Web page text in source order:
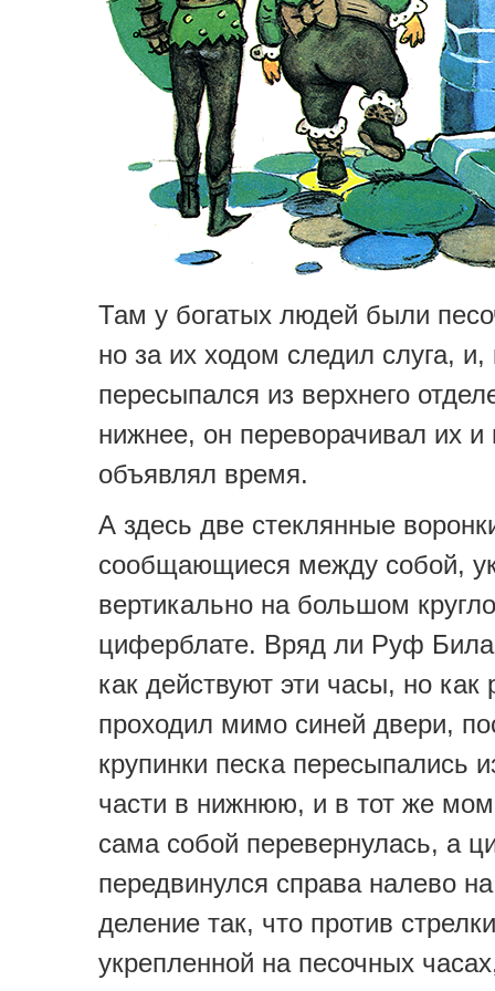
Там у богатых людей были
но за их ходом следил слуга, и,
пересыпался из верхнего
нижнее, он переворачивал их и
объявлял время.
А здесь две стеклянные
сообщающиеся между собой,
вертикально на большом
циферблате. Вряд ли Руф
как действуют эти часы, но как
проходил мимо синей двери,
крупинки песка пересыпались
части в нижнюю, и в тот же
сама собой перевернулась, а
передвинулся справа налево
деление так, что против
укрепленной на песочных